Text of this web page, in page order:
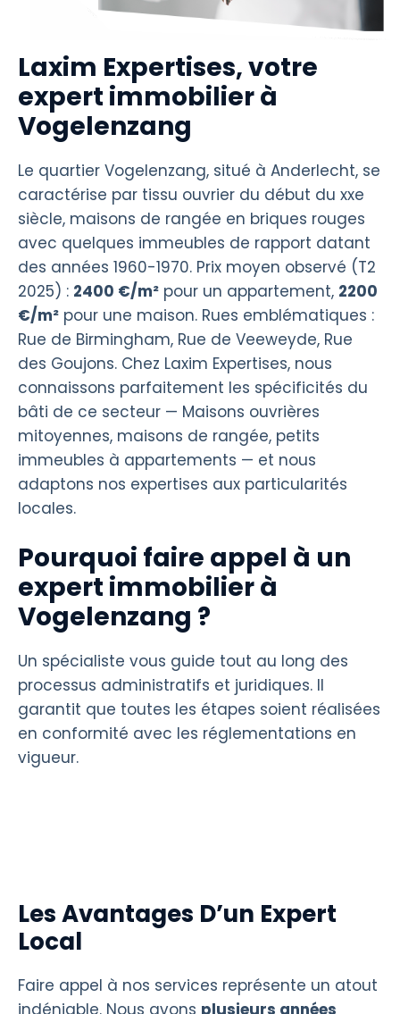
Laxim Expertises, votre
expert immobilier à
Vogelenzang
Le quartier Vogelenzang, situé à Anderlecht, se
caractérise par tissu ouvrier du début du xxe
siècle, maisons de rangée en briques rouges
avec quelques immeubles de rapport datant
des années 1960-1970. Prix moyen observé (T2
2025) : 2400 €/m² pour un appartement, 2200
€/m² pour une maison. Rues emblématiques :
Rue de Birmingham, Rue de Veeweyde, Rue
des Goujons. Chez Laxim Expertises, nous
connaissons parfaitement les spécificités du
bâti de ce secteur — Maisons ouvrières
mitoyennes, maisons de rangée, petits
immeubles à appartements — et nous
adaptons nos expertises aux particularités
locales.
Pourquoi faire appel à un
expert immobilier à
Vogelenzang ?
Un spécialiste vous guide tout au long des
processus administratifs et juridiques. Il
garantit que toutes les étapes soient réalisées
en conformité avec les réglementations en
vigueur.
Les Avantages D’un Expert
Local
Faire appel à nos services représente un atout
indéniable. Nous avons plusieurs années